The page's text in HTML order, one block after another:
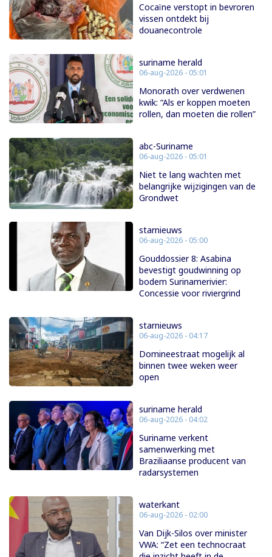
Cocaïne verstopt in bevroren
vissen ontdekt bij
douanecontrole
suriname herald
06-aug-2026 - 05:01
Monorath over verdwenen
kwik: “Als er koppen moeten
rollen, dan moeten die rollen”
abc-Suriname
06-aug-2026 - 05:01
Niet te lang wachten met
belangrijke wijzigingen van de
Grondwet
starnieuws
06-aug-2026 - 05:00
Gouddossier 8: Asabina
bevestigt goudwinning op
bodem Surinamerivier:
Concessie voor riviergrind
starnieuws
06-aug-2026 - 04:17
Domineestraat mogelijk al
binnen twee weken weer
open
suriname herald
06-aug-2026 - 04:02
Suriname verkent
samenwerking met
Braziliaanse producent van
radarsystemen
waterkant
06-aug-2026 - 02:00
Van Dijk-Silos over minister
VWA: “Zet een technocraat